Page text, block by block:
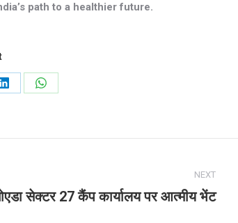
path to a healthier future.
Share
Share
NEXT
सेक्टर 27 कैंप कार्यालय पर आत्मीय भेंट